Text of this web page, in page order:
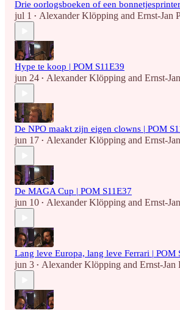
Drie oorlogsboeken of een
jul 1 • Alexander Klöpping and Ernst-Jan
Hype te koop | POM S11E39
jun 24 • Alexander Klöpping and Ernst-
De NPO maakt zijn eigen clowns | POM
jun 17 • Alexander Klöpping and Ernst-
De MAGA Cup | POM S11E37
jun 10 • Alexander Klöpping and Ernst-
Lang leve Europa, lang leve Ferrari | POM
jun 3 • Alexander Klöpping and Ernst-Jan